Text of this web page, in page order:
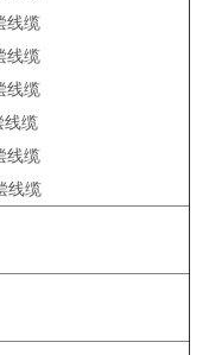
线缆
线缆
线缆
线缆
线缆
线缆